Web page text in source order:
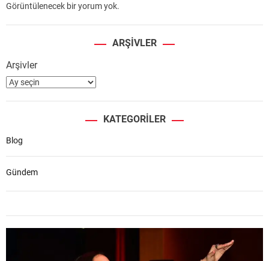
Görüntülenecek bir yorum yok.
ARŞIVLER
Arşivler
KATEGORILER
Blog
Gündem